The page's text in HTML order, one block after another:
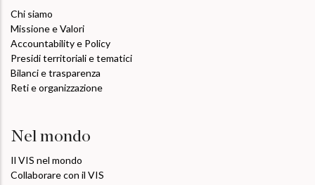
Chi siamo
Missione e Valori
Accountability e Policy
Presidi territoriali e tematici
Bilanci e trasparenza
Reti e organizzazione
Nel mondo
Il VIS nel mondo
Collaborare con il VIS